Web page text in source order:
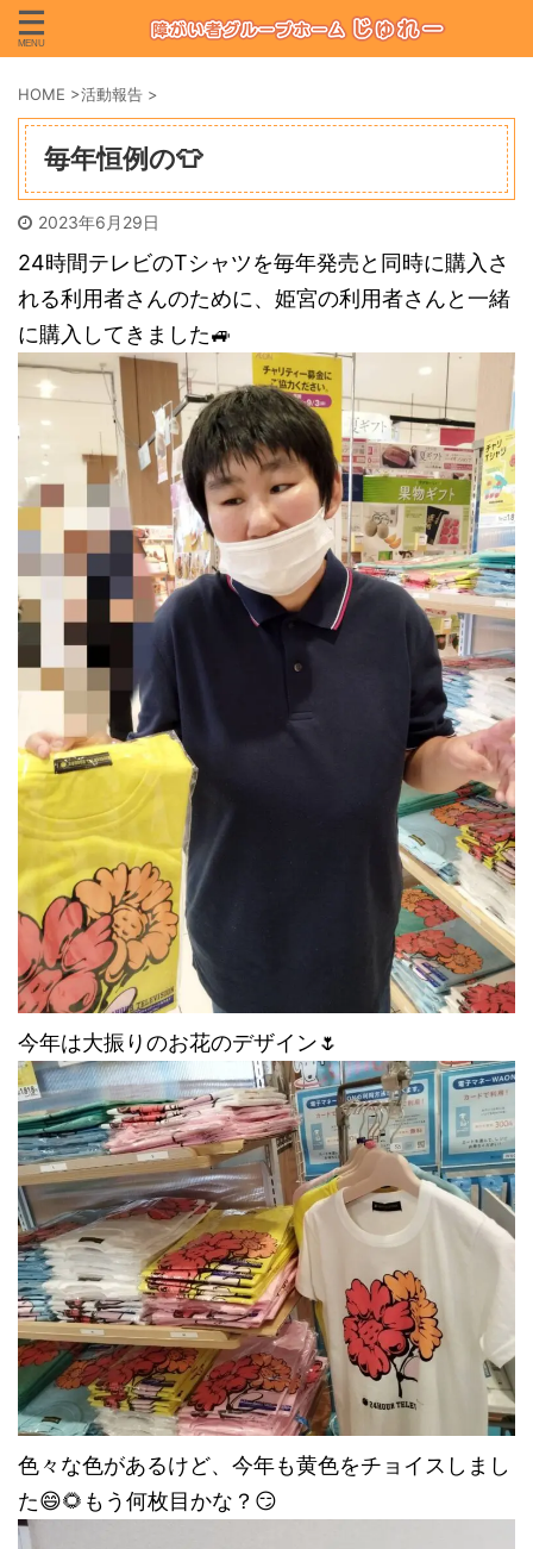
HOME >活動報告 >
毎年恒例の👕
2023年6月29日
24時間テレビのTシャツを毎年発売と同時に購入さ
れる利用者さんのために、姫宮の利用者さんと一緒
に購入してきました🚙
今年は大振りのお花のデザイン🌷
色々な色があるけど、今年も黄色をチョイスしまし
た😄🌻もう何枚目かな？😏